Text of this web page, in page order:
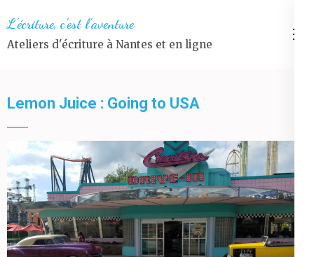
au
contenu
L'écriture, c'est l'aventure
Ateliers d'écriture à Nantes et en ligne
Lemon Juice : Going to USA